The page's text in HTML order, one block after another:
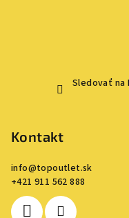
Sledovať na
Kontakt
info@topoutlet.sk
+421 911 562 888